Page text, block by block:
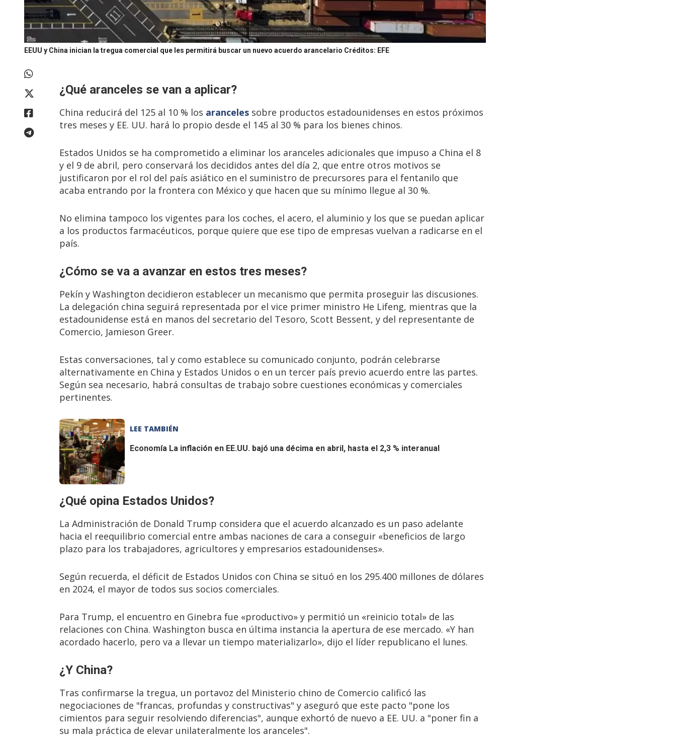
EEUU y China inician la tregua comercial que les permitirá buscar un nuevo acuerdo arancelario Créditos: EFE
¿Qué aranceles se van a aplicar?
China reducirá del 125 al 10 % los aranceles sobre productos estadounidenses en estos próximos
tres meses y EE. UU. hará lo propio desde el 145 al 30 % para los bienes chinos.
Estados Unidos se ha comprometido a eliminar los aranceles adicionales que impuso a China el 8
y el 9 de abril, pero conservará los decididos antes del día 2, que entre otros motivos se
justificaron por el rol del país asiático en el suministro de precursores para el fentanilo que
acaba entrando por la frontera con México y que hacen que su mínimo llegue al 30 %.
No elimina tampoco los vigentes para los coches, el acero, el aluminio y los que se puedan aplicar
a los productos farmacéuticos, porque quiere que ese tipo de empresas vuelvan a radicarse en el
país.
¿Cómo se va a avanzar en estos tres meses?
Pekín y Washington decidieron establecer un mecanismo que permita proseguir las discusiones.
La delegación china seguirá representada por el vice primer ministro He Lifeng, mientras que la
estadounidense está en manos del secretario del Tesoro, Scott Bessent, y del representante de
Comercio, Jamieson Greer.
Estas conversaciones, tal y como establece su comunicado conjunto, podrán celebrarse
alternativamente en China y Estados Unidos o en un tercer país previo acuerdo entre las partes.
Según sea necesario, habrá consultas de trabajo sobre cuestiones económicas y comerciales
pertinentes.
LEE TAMBIÉN
Economía La inflación en EE.UU. bajó una décima en abril, hasta el 2,3 % interanual
¿Qué opina Estados Unidos?
La Administración de Donald Trump considera que el acuerdo alcanzado es un paso adelante
hacia el reequilibrio comercial entre ambas naciones de cara a conseguir «beneficios de largo
plazo para los trabajadores, agricultores y empresarios estadounidenses».
Según recuerda, el déficit de Estados Unidos con China se situó en los 295.400 millones de dólares
en 2024, el mayor de todos sus socios comerciales.
Para Trump, el encuentro en Ginebra fue «productivo» y permitió un «reinicio total» de las
relaciones con China. Washington busca en última instancia la apertura de ese mercado. «Y han
acordado hacerlo, pero va a llevar un tiempo materializarlo», dijo el líder republicano el lunes.
¿Y China?
Tras confirmarse la tregua, un portavoz del Ministerio chino de Comercio calificó las
negociaciones de "francas, profundas y constructivas" y aseguró que este pacto "pone los
cimientos para seguir resolviendo diferencias", aunque exhortó de nuevo a EE. UU. a "poner fin a
su mala práctica de elevar unilateralmente los aranceles".